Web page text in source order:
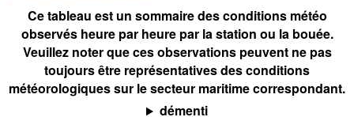
Ce tableau est un sommaire des conditions météo
observés heure par heure par la station ou la bouée.
Veuillez noter que ces observations peuvent ne pas
toujours être représentatives des conditions
météorologiques sur le secteur maritime correspondant.
démenti